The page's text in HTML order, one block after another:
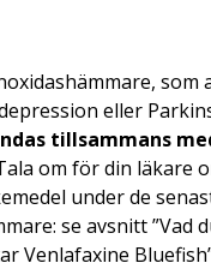
som
eller
tillsammans
om för din läkare
under de
se avsnitt ”Vad
Venlafaxine